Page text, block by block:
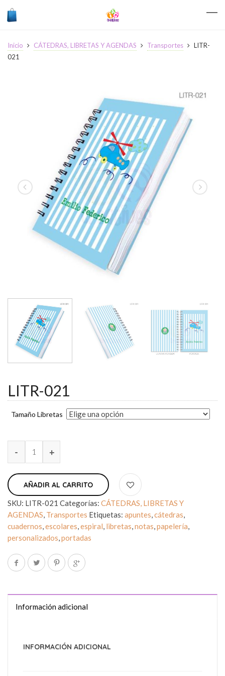
Inicio CÁTEDRAS, LIBRETAS Y AGENDAS Transportes
LITR-
021
LITR-021
Tamaño Libretas
AÑADIR AL CARRITO
SKU: LITR-021 Categorías: CÁTEDRAS, LIBRETAS Y
AGENDAS, Transportes Etiquetas: apuntes,cátedras,
cuadernos,escolares,espiral, libretas,notas,papelería,
personalizados,portadas
Información adicional
INFORMACIÓN ADICIONAL